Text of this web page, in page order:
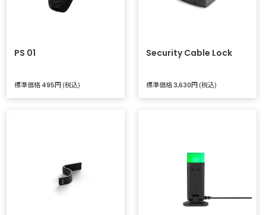
PS 01
標準価格495円 (税込)
Security Cable Lock
標準価格3,630円 (税込)